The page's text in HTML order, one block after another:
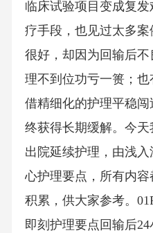
临床试验项目变成复
疗手段，也见过太多
很好，却因为回输后
理不到位功亏一篑；
借精细化的护理平稳
终获得长期缓解。今天
出院延续护理，由浅
心护理要点，所有内
积累，供大家参考。
即刻护理要点回输后